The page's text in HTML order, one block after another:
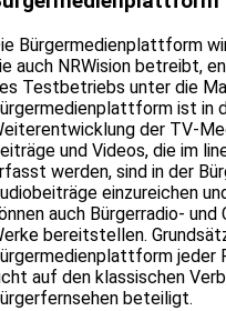
Bürgermedienplattform
auch NRWision betreibt,
Testbetriebs unter die
ist in
der TV-
und Videos, die im
werden, sind in der
einzureichen
auch Bürgerradio- und
bereitstellen.
jeder
auf den klassischen
beteiligt.